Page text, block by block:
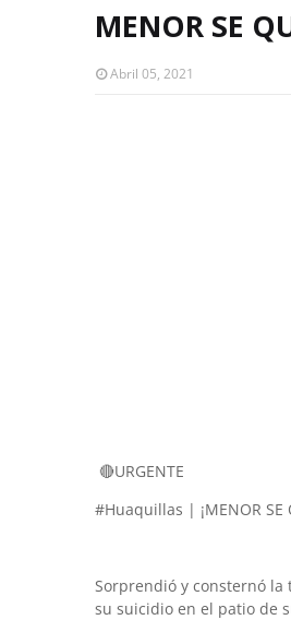
MENOR SE
Abril 05, 2021
🔴URGENTE
#Huaquillas | ¡MENOR SE
Sorprendió y consternó la
su suicidio en el patio de